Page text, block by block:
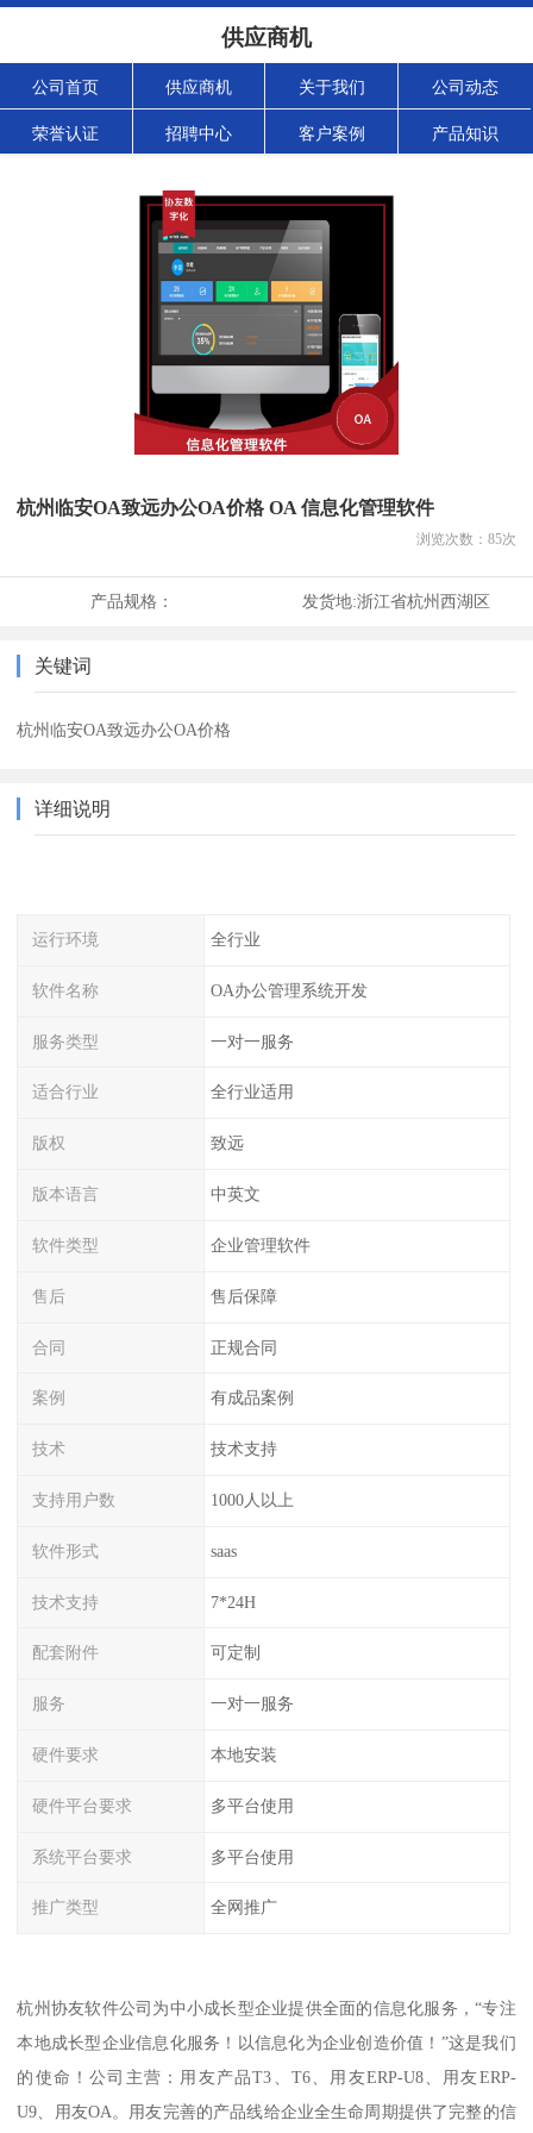
供应商机
公司首页 供应商机 关于我们 公司动态
荣誉认证 招聘中心 客户案例 产品知识
杭州临安OA致远办公OA价格 OA 信息化管理软件
浏览次数： 85次
产品规格： 发货地:浙江省杭州西湖区
关键词
杭州临安OA致远办公OA价格
详细说明
运行环境 全行业
软件名称 OA办公管理系统开发
服务类型 一对一服务
适合行业 全行业适用
版权 致远
版本语言 中英文
软件类型 企业管理软件
售后 售后保障
合同 正规合同
案例 有成品案例
技术 技术支持
支持用户数 1000人以上
软件形式 saas
技术支持 7*24H
配套附件 可定制
服务 一对一服务
硬件要求 本地安装
硬件平台要求 多平台使用
系统平台要求 多平台使用
推广类型 全网推广
杭州协友软件公司为中小成长型企业提供全面的信息化服务，“专注
本地成长型企业信息化服务！以信息化为企业创造价值！”这是我们
的使命！公司主营：用友产品T3、T6、用友ERP-U8、用友ERP-
U9、用友OA。用友完善的产品线给企业全生命周期提供了完整的信